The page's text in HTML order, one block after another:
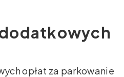
opłat za parkowanie